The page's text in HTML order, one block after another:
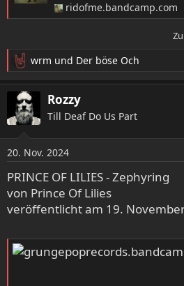
ridofme.bandcamp.com
R
e
a
k
t
n
e
n
:
wrm und Der böse Och
Rozzy
Till Deaf Do Us Part
20. Nov. 2024
PRINCE OF LILIES - Zephyring
von Prince Of Lilies
veröffentlicht am 19.